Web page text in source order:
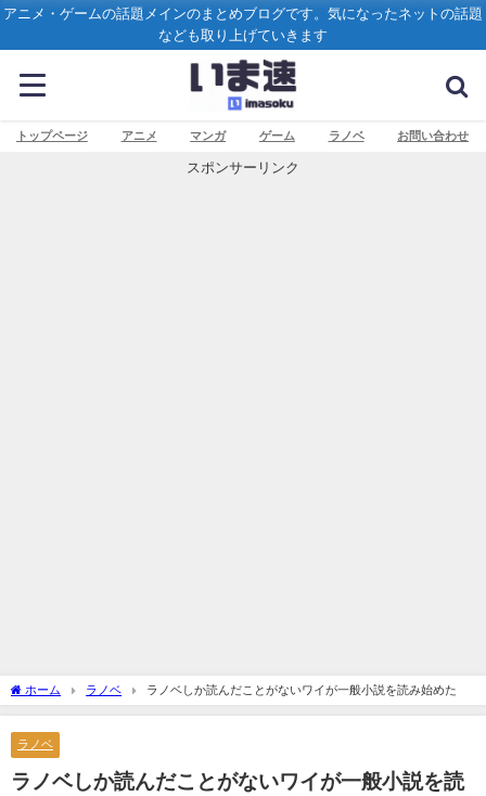
アニメ・ゲームの話題メインのまとめブログです。気になったネットの話題
なども取り上げていきます
トップページ アニメ マンガ ゲーム ラノベ お問い合わせ
スポンサーリンク
ホーム ラノベ ラノベしか読んだことがないワイが一般小説を読み始めた
ラノベ
ラノベしか読んだことがないワイが一般小説を読